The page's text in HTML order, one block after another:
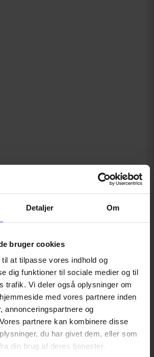
Detaljer Om
bruger cookies
at tilpasse vores indhold og
dig funktioner til sociale medier og til
trafik. Vi deler også oplysninger om
med vores partnere inden
annonceringspartnere og
partnere kan kombinere disse
du har givet dem, eller som
din brug af deres tjenester.